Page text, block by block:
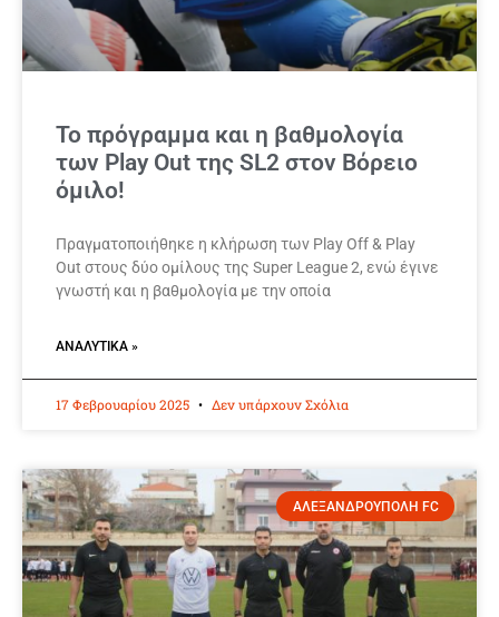
Το πρόγραμμα και η βαθμολογία
των Play Out της SL2 στον Βόρειο
όμιλο!
Πραγματοποιήθηκε η κλήρωση των Play Off & Play
Out στους δύο ομίλους της Super League 2, ενώ έγινε
γνωστή και η βαθμολογία με την οποία
ΑΝΑΛΥΤΙΚΆ »
17 Φεβρουαρίου 2025 Δεν υπάρχουν Σχόλια
ΑΛΕΞΑΝΔΡΟΥΠΟΛΗ FC